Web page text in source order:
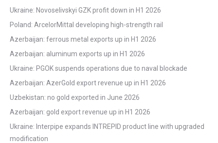
Ukraine: Novoselivskyi GZK profit down in H1 2026
Poland: ArcelorMittal developing high-strength rail
Azerbaijan: ferrous metal exports up in H1 2026
Azerbaijan: aluminum exports up in H1 2026
Ukraine: PGOK suspends operations due to naval blockade
Azerbaijan: AzerGold export revenue up in H1 2026
Uzbekistan: no gold exported in June 2026
Azerbaijan: gold export revenue up in H1 2026
Ukraine: Interpipe expands INTREPID product line with upgraded
modification